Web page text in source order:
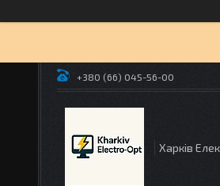
+380 (66) 045-56-00
Харків